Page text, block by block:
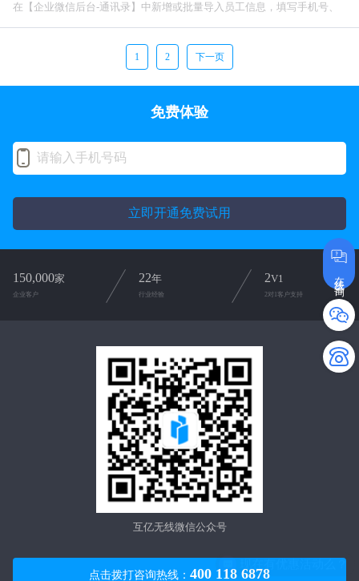
在【企业微信后台-通讯录】中新增或批量导入员工信息，填写手机号、
邮箱账号、成员姓名、账号（默认为邮箱前缀，也可用工号或学号）。创
建成功后，告知员工通过企业微信APP
1 2 下一页
在线咨询
免费体验
立即开通免费试用
150,000家
企业客户
22年
行业经验
2V1
2对1客户支持
互亿无线微信公众号
点击拨打咨询热线： 400 118 6878
现在有优惠活动么？